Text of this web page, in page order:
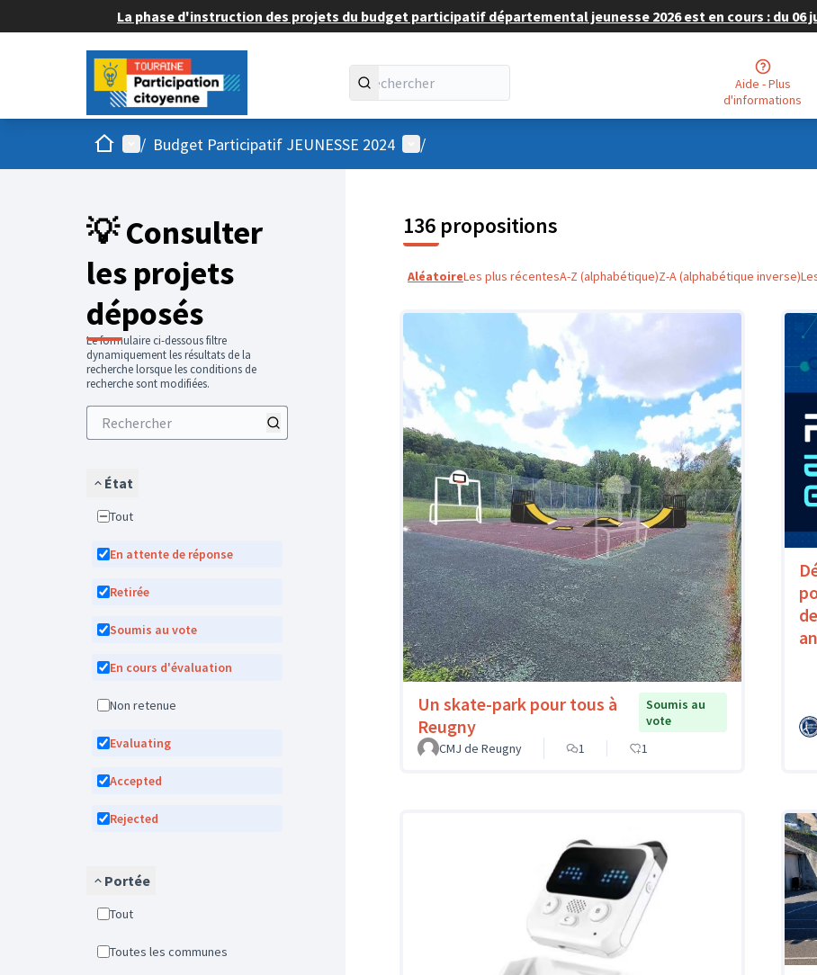
La phase d'instruction des projets du budget participatif départemental jeunesse 2026 est en cours : du 06
Aide - Plus
d'informations
AccueilMenu principal
/ Budget Participatif JEUNESSE 2024 Menu utilisateur
/
💡 Consulter
les projets
déposés
Le formulaire ci-dessous filtre
dynamiquement les résultats de la
recherche lorsque les conditions de
recherche sont modifiées.
État
Tout
En attente de réponse
Retirée
Soumis au vote
En cours d'évaluation
Non retenue
Evaluating
Accepted
Rejected
Portée
Tout
Toutes les communes
136 propositions
AléatoireLes plus récentesA-Z (alphabétique)Z-A (alphabétique inverse)
Un skate-park pour tous à
Reugny
Soumis au
vote
CMJ de Reugny
1 1